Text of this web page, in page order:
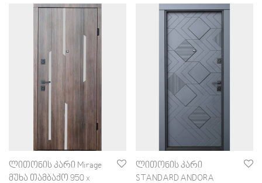
ლითონის კარი Mirage
მუხა თამბაქო 950 x
ლითონის კარი
STANDARD ANDORA